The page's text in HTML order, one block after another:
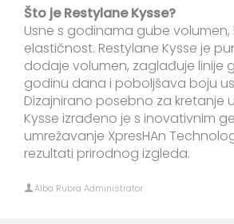
Što je Restylane Kysse?
Usne s godinama gube volumen,
elastičnost. Restylane Kysse je
dodaje volumen, zaglađuje linije
godinu dana i poboljšava boju
Dizajnirano posebno za kretanje
Kysse izrađeno je s inovativnim
umrežavanje XpresHAn
rezultati prirodnog izgleda.
Alba Rubra Administrator